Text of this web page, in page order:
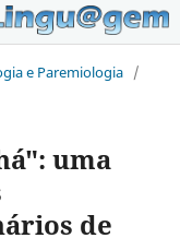
e Paremiologia /
uma
de